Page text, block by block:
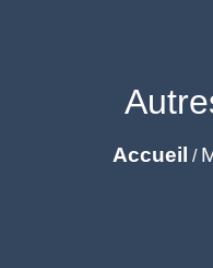
Accueil /